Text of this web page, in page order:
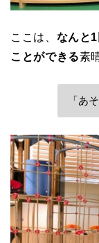
ここは、 なんと
ことができる素
「あ